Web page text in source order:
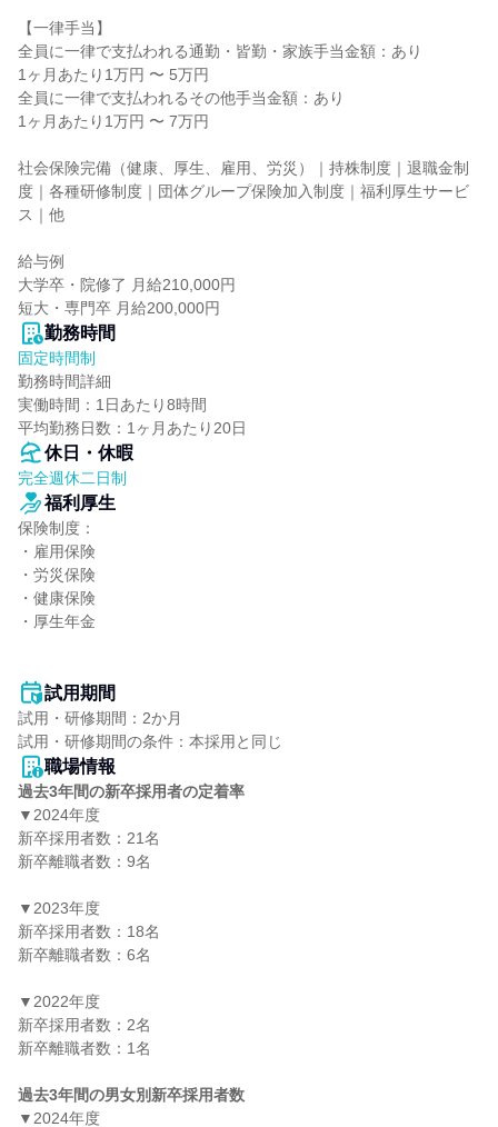
【一律手当】
全員に一律で支払われる通勤・皆勤・家族手当金額：あり
1ヶ月あたり1万円 〜 5万円
全員に一律で支払われるその他手当金額：あり
1ヶ月あたり1万円 〜 7万円
社会保険完備（健康、厚生、雇用、労災）｜持株制度｜退職金制
度｜各種研修制度｜団体グループ保険加入制度｜福利厚生サービ
ス｜他
給与例
大学卒・院修了 月給210,000円
短大・専門卒 月給200,000円
勤務時間
固定時間制
勤務時間詳細
実働時間：1日あたり8時間
平均勤務日数：1ヶ月あたり20日
休日・休暇
完全週休二日制
福利厚生
保険制度：
・雇用保険
・労災保険
・健康保険
・厚生年金
試用期間
試用・研修期間：2か月
職場情報
過去3年間の新卒採用者の定着率
▼2024年度
新卒採用者数：21名
新卒離職者数：9名
▼2023年度
新卒採用者数：18名
新卒離職者数：6名
▼2022年度
新卒採用者数：2名
新卒離職者数：1名
過去3年間の男女別新卒採用者数
▼2024年度